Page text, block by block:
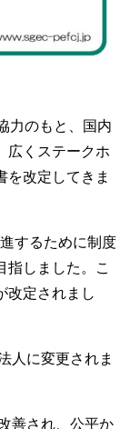
力のもと、国内
広くステークホ
を改定してきま
するために制度
指しました。こ
改定されまし
人に変更されま
善され、公平か